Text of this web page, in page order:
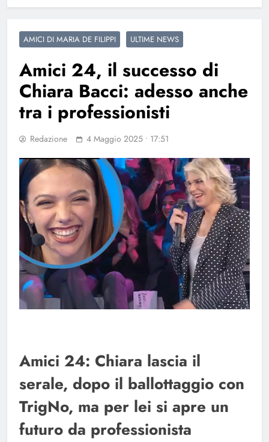
AMICI DI MARIA DE FILIPPI ULTIME NEWS
Amici 24, il successo di
Chiara Bacci: adesso anche
tra i professionisti
Redazione 4 Maggio 2025 • 17:51
Amici 24: Chiara lascia il
serale, dopo il ballottaggio con
TrigNo, ma per lei si apre un
futuro da professionista